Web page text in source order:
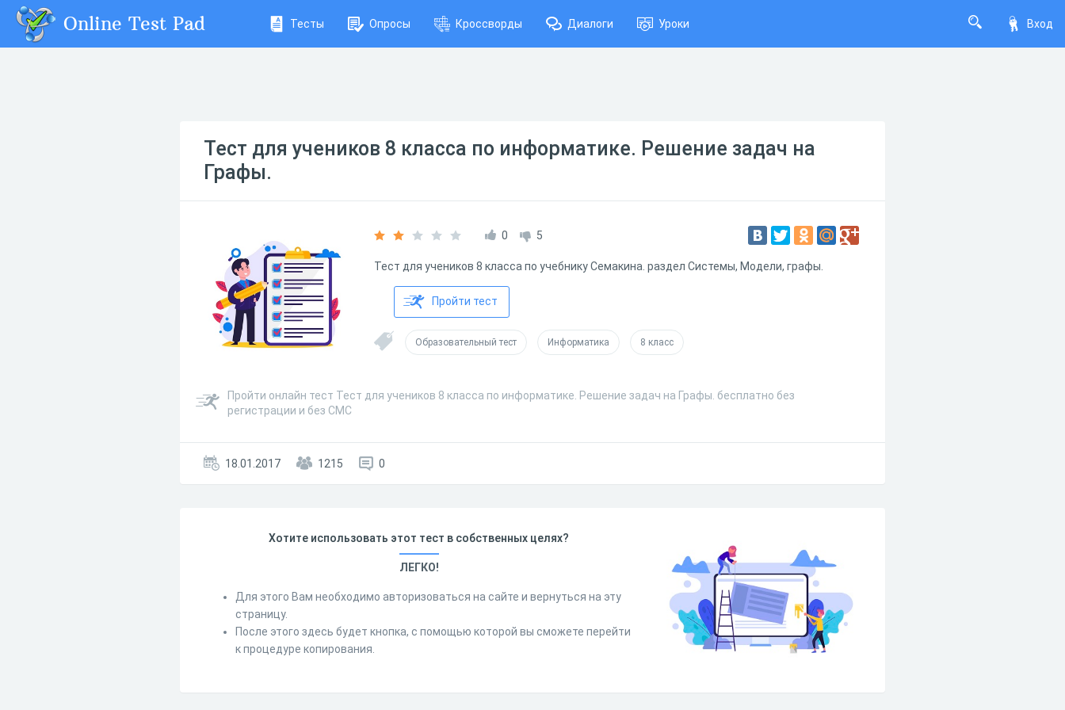
Вход
Online Test Pad Тесты Опросы Кроссворды Диалоги Уроки
Тест для учеников 8 класса по информатике. Решение задач на
Графы.
0 5
Тест для учеников 8 класса по учебнику Семакина. раздел Системы, Модели, графы.
Пройти тест
Образовательный тест Информатика 8 класс
Пройти онлайн тест Тест для учеников 8 класса по информатике. Решение задач на Графы. бесплатно без
регистрации и без СМС
18.01.2017 1215 0
Хотите использовать этот тест в собственных целях?
ЛЕГКО!
Для этого Вам необходимо авторизоваться на сайте и вернуться на эту
страницу.
После этого здесь будет кнопка, с помощью которой вы сможете перейти
к процедуре копирования.